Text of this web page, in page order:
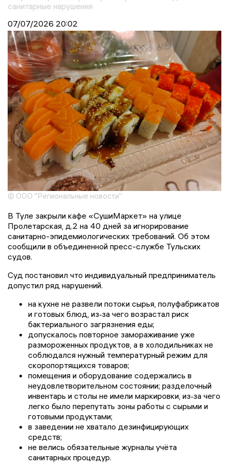
санитарные нарушения
07/07/2026 20:02
© ООО "Региональные новости"
В Туле закрыли кафе «СушиМаркет» на улице
Пролетарская, д.2 на 40 дней за игнорирование
санитарно-эпидемиологических требований. Об этом
сообщили в объединенной пресс-службе Тульских
судов.
Суд постановил что индивидуальный предприниматель
допустил ряд нарушений.
на кухне не развели потоки сырья, полуфабрикатов
и готовых блюд, из‑за чего возрастал риск
бактериального загрязнения еды;
допускалось повторное замораживание уже
размороженных продуктов, а в холодильниках не
соблюдался нужный температурный режим для
скоропортящихся товаров;
помещения и оборудование содержались в
неудовлетворительном состоянии; разделочный
инвентарь и столы не имели маркировки, из‑за чего
легко было перепутать зоны работы с сырыми и
готовыми продуктами;
в заведении не хватало дезинфицирующих
средств;
не велись обязательные журналы учёта
санитарных процедур.